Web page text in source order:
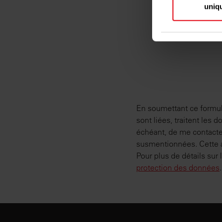
Pour en
Les cookies
En soumettant ce
sont liées, traitent les
échéant, de me
susmentionnées. Cette
Pour plus de détails
protection des données.